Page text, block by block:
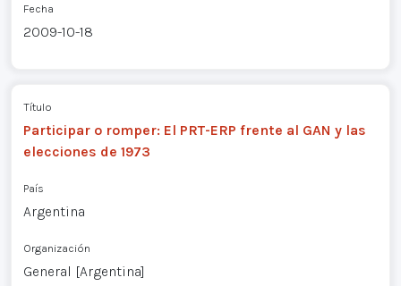
Fecha
2009-10-18
Título
Participar o romper: El PRT-ERP frente al GAN y las
elecciones de 1973
País
Argentina
Organización
General [Argentina]